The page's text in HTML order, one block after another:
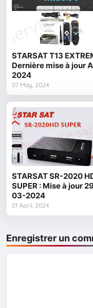
STARSAT T13
Dernière mise à jour
2024
07 May, 2024
STARSAT SR-2020
SUPER : Mise à jour
03-2024
01 April, 2024
Enregistrer un